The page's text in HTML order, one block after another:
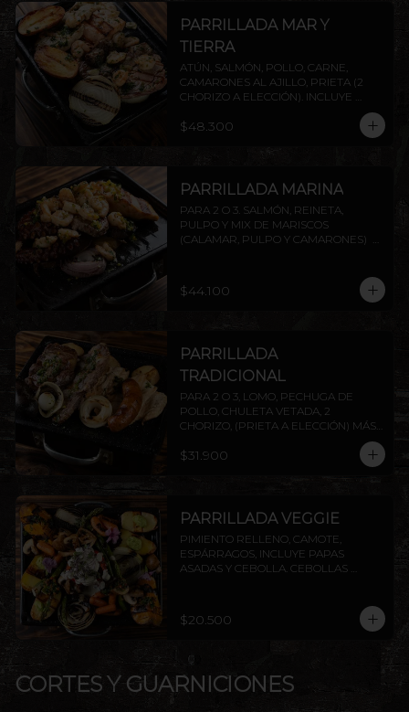
PARRILLADA MAR Y
TIERRA
ATÚN, SALMÓN, POLLO, CARNE,
CAMARONES AL AJILLO, PRIETA (2
CHORIZO A ELECCIÓN). INCLUYE
$48.300
PARRILLADA MARINA
PARA 2 O 3. SALMÓN, REINETA,
PULPO Y MIX DE MARISCOS
(CALAMAR, PULPO Y CAMARONES)
ELECCIÓN.
$44.100
PARRILLADA
TRADICIONAL
PARA 2 O 3, LOMO, PECHUGA DE
POLLO, CHULETA VETADA, 2
CHORIZO, (PRIETA A ELECCIÓN) MÁS
(PAPAS FRITAS, PAPAS DORADAS,
$31.900
PARRILLADA VEGGIE
PIMIENTO RELLENO, CAMOTE,
ESPÁRRAGOS, INCLUYE PAPAS
ASADAS Y CEBOLLA. CEBOLLAS
PESTO. INCLUYE PAPAS ASADAS Y
CEBOLLA.
$20.500
CORTES Y GUARNICIONES